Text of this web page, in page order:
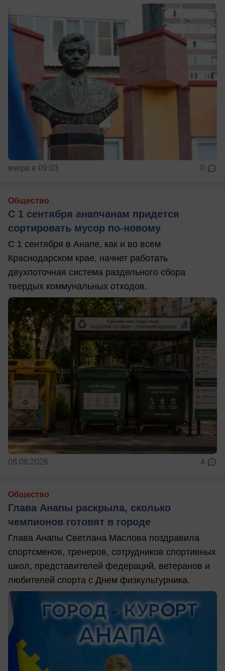
вчера в 09:03 0
Общество
С 1 сентября анапчанам придется
сортировать мусор по-новому
С 1 сентября в Анапе, как и во всем
Краснодарском крае, начнет работать
двухпоточная система раздельного сбора
твердых коммунальных отходов.
08.08.2026 4
Общество
Глава Анапы раскрыла, сколько
чемпионов готовят в городе
Глава Анапы Светлана Маслова поздравила
спортсменов, тренеров, сотрудников спортивных
школ, представителей федераций, ветеранов и
любителей спорта с Днем физкультурника.